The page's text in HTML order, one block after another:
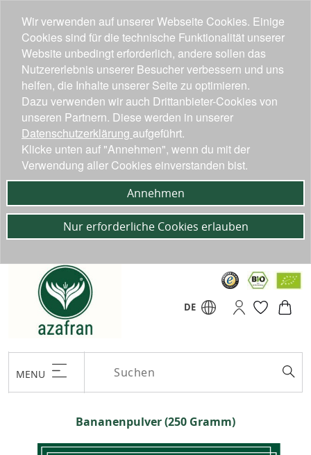
DE
MENU
Bananenpulver (250 Gramm)
Wir verwenden auf unserer Webseite Cookies. Einige
Cookies sind für die technische Funktionalität unserer
Website unbedingt erforderlich, andere sollen das
Nutzererlebnis unserer Besucher verbessern und uns
helfen, die Inhalte unserer Seite zu optimieren.
Dazu verwenden wir auch Drittanbieter-Cookies von
unseren Partnern. Diese werden in unserer
Datenschutzerklärung aufgeführt.
Klicke unten auf "Annehmen", wenn du mit der
Verwendung aller Cookies einverstanden bist.
Annehmen
Nur erforderliche Cookies erlauben